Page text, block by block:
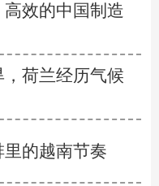
效的中国制造
荷兰经历气候
的越南节奏